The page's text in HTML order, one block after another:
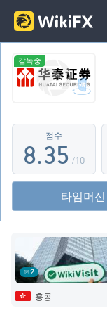
감독중
점수
3
4
5
7
8
9
.
0
2
3
4
5
6
7
8
0
1
2
4
5
6
7
8
9
/10
타임머신
2
홍콩